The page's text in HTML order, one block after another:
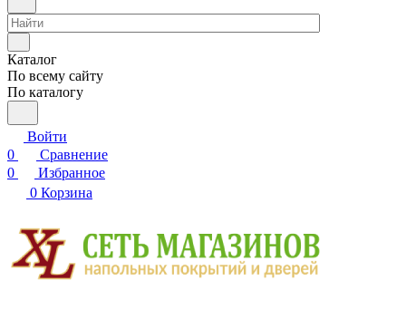
Каталог
По всему сайту
По каталогу
Войти
0
Сравнение
0
Избранное
0 Корзина